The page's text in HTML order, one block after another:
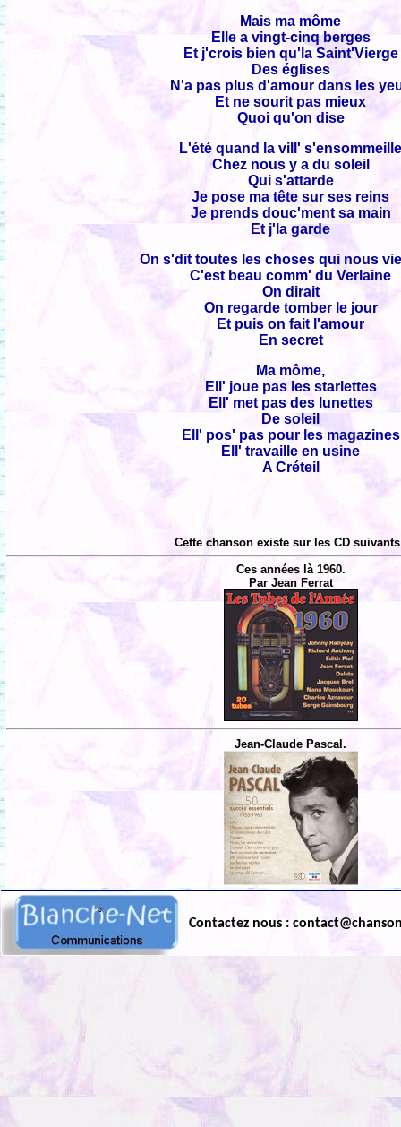
Mais ma môme
Elle a vingt-cinq berges
Et j'crois bien qu'la Saint'Vierge
Des églises
N'a pas plus d'amour dans les
Et ne sourit pas mieux
Quoi qu'on dise
L'été quand la vill'
Chez nous y a du soleil
Qui s'attarde
Je pose ma tête sur ses reins
Je prends douc'ment sa main
Et j'la garde
On s'dit toutes les choses qui nous
C'est beau comm' du Verlaine
On dirait
On regarde tomber le jour
Et puis on fait l'amour
En secret
Ma môme,
Ell' joue pas les starlettes
Ell' met pas des lunettes
De soleil
Ell' pos' pas pour les magazines
Ell' travaille en usine
A Créteil
Cette chanson existe sur les CD
Ces années là 1960.
Par Jean Ferrat
Jean-Claude Pascal.
Contactez nous :